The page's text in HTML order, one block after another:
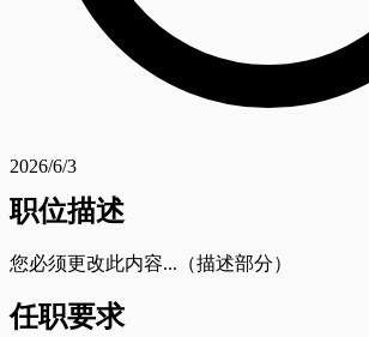
2026/6/3
职位描述
您必须更改此内容...（描述部分）
任职要求